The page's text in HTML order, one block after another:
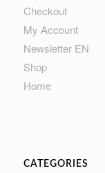
Checkout
My Account
Newsletter EN
Shop
Home
CATEGORIES